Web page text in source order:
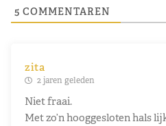
5 COMMENTAREN
zita
2 jaren geleden
Niet fraai.
Met zo’n hooggesloten hals